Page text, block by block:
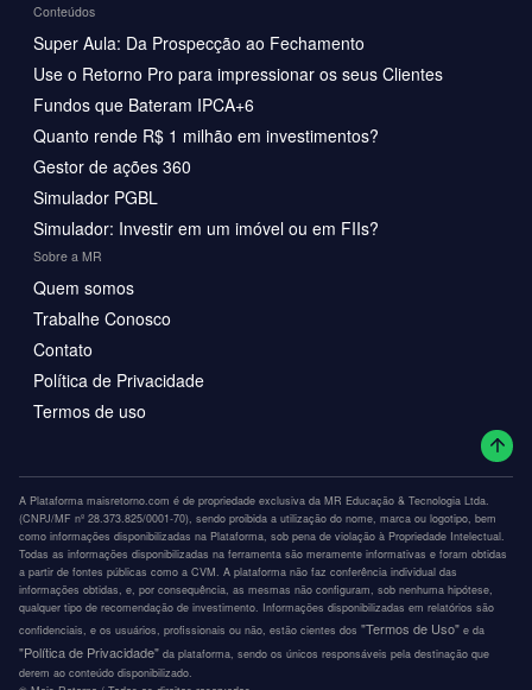
Conteúdos
Super Aula: Da Prospecção ao Fechamento
Use o Retorno Pro para impressionar os seus Clientes
Fundos que Bateram IPCA+6
Quanto rende R$ 1 milhão em investimentos?
Gestor de ações 360
Simulador PGBL
Simulador: Investir em um imóvel ou em FIIs?
Sobre a MR
Quem somos
Trabalhe Conosco
Contato
Política de Privacidade
Termos de uso
A Plataforma maisretorno.com é de propriedade exclusiva da MR Educação & Tecnologia Ltda.
(CNPJ/MF nº 28.373.825/0001-70), sendo proibida a utilização do nome, marca ou logotipo, bem
como informações disponibilizadas na Plataforma, sob pena de violação à Propriedade Intelectual.
Todas as informações disponibilizadas na ferramenta são meramente informativas e foram obtidas
a partir de fontes públicas como a CVM. A plataforma não faz conferência individual das
informações obtidas, e, por consequência, as mesmas não configuram, sob nenhuma hipótese,
qualquer tipo de recomendação de investimento. Informações disponibilizadas em relatórios são
confidenciais, e os usuários, profissionais ou não, estão cientes dos "Termos de Uso" e da
"Política de Privacidade" da plataforma, sendo os únicos responsáveis pela destinação que
derem ao conteúdo disponibilizado.